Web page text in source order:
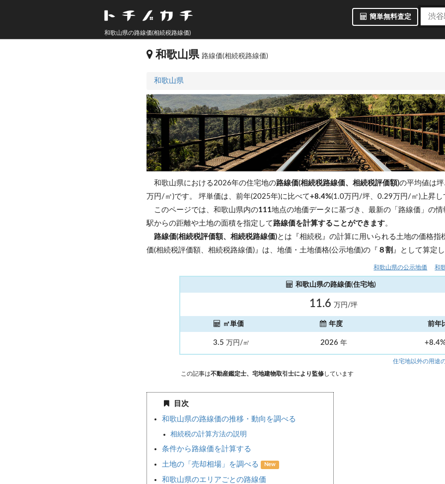
簡単無料査定
和歌山県の路線価(相続税路線価)
和歌山県 路線価(相続税路線価)
和歌山県
和歌山県における2026年の住宅地の路線価(相続税路線価、相続税評価額)の平均値は
万円/㎡)です。坪単価は、前年(2025年)に比べて+8.4%(1.0万円/坪、0.29万円/㎡)上昇し
このページでは、和歌山県内の111地点の地価データに基づき、最新の「路線価」の
駅からの距離や土地の面積を指定して 路線価を計算することができます。
路線価(相続税評価額、相続税路線価)とは『相続税』の計算に用いられる土地の価格指
価(相続税評価額、相続税路線価)』は、地価・土地価格(公示地価)の『 ８割 』として算定
和歌山県の公示地価 和
和歌山県の路線価(住宅地)
11.6万円/坪
㎡単価 年度 前年
3.5 万円/㎡ 2026 年
住宅地以外の用途
この記事は不動産鑑定士、宅地建物取引士により監修しています
目次
和歌山県の路線価の推移・動向を調べる
相続税の計算方法の説明
条件から路線価を計算する
土地の「売却相場」を調べる New
和歌山県のエリアごとの路線価